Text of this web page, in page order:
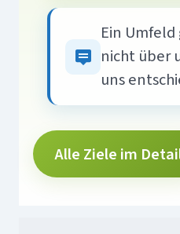
Ein
nicht über
uns
Alle Ziele im